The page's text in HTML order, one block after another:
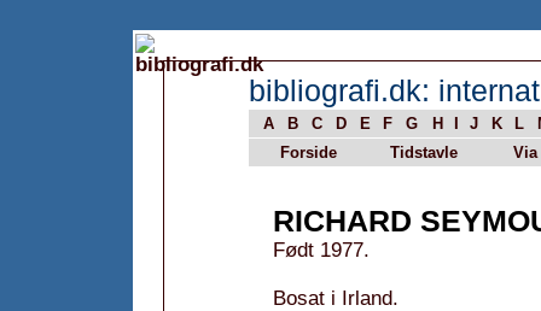
bibliografi.dk:
A B C D E F G H J K L
Forside
Tidstavle Via
RICHARD
Født 1977.
Bosat i Irland.